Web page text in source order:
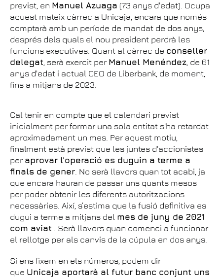
previst, en Manuel Azuaga (73 anys d'edat). Ocupa
aquest mateix càrrec a Unicaja, encara que només
comptarà amb un període de mandat de dos anys,
després dels quals el nou president perdrà les
funcions executives. Quant al càrrec de conseller
delegat, serà exercit per Manuel Menéndez, de 61
anys d'edat i actual CEO de Liberbank, de moment,
fins a mitjans de 2023.
Cal tenir en compte que el calendari previst
inicialment per formar una sola entitat s'ha retardat
aproximadament un mes. Per aquest motiu,
finalment està previst que les juntes d'accionistes
per aprovar l'operació es duguin a terme a
finals de gener. No serà llavors quan tot acabi, ja
que encara hauran de passar uns quants mesos
per poder obtenir les diferents autoritzacions
necessàries. Així, s’estima que la fusió definitiva es
dugui a terme a mitjans del mes de juny de 2021
com aviat . Serà llavors quan comenci a funcionar
el rellotge per als canvis de la cúpula en dos anys.
Si ens fixem en els números, podem dir
que Unicaja aportarà al futur banc conjunt uns